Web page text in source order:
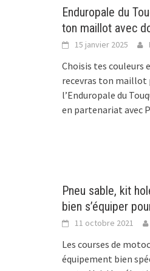
Enduropale du
ton maillot avec
15 janvier 2025
Choisis tes couleurs
recevras ton maillot
l’Enduropale du
en partenariat avec
Pneu sable, kit
bien s’équiper
11 octobre 2021
Les courses de
équipement bien